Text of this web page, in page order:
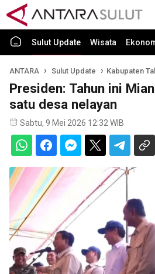
Sulut Update Wisata
ANTARA Sulut Update Kabupaten
Presiden: Tahun ini
satu desa nelayan
Sabtu, 9 Mei 2026 12:32 WIB